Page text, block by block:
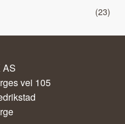
(23)
AS
vei 105